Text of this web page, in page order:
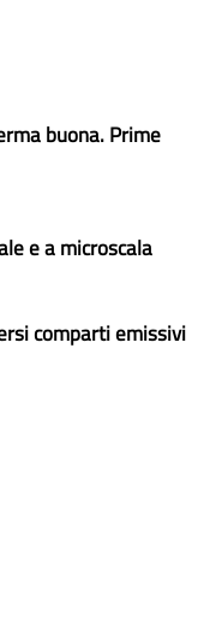
buona. Prime
e a microscala
comparti emissivi